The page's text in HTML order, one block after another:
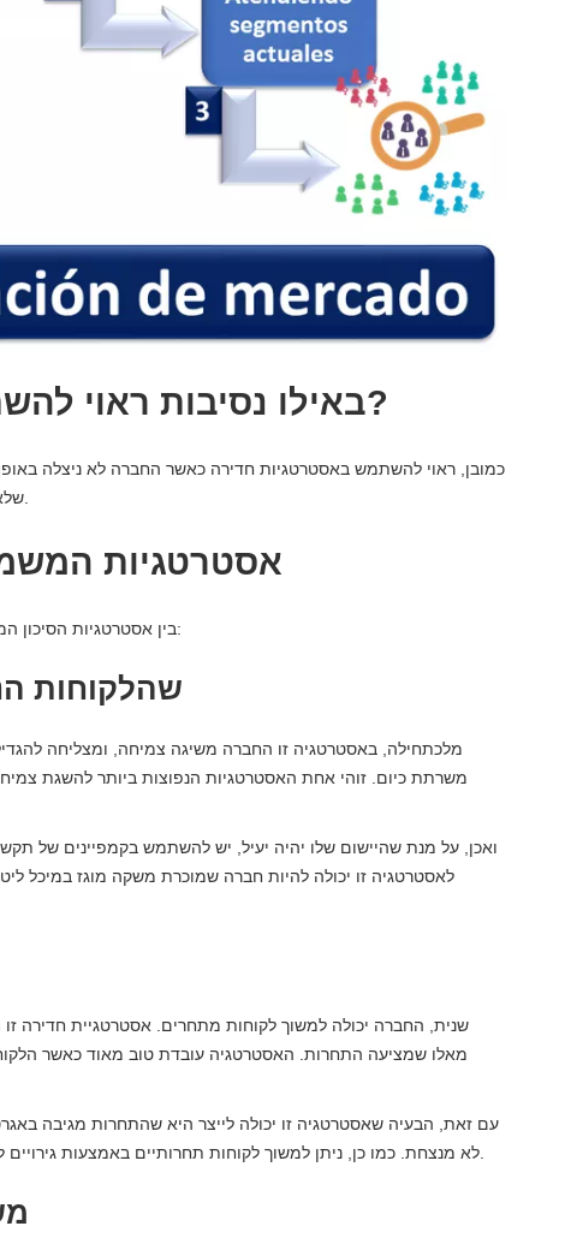
באילו נסיבות ראוי להשתמש באסטרטגיית חדירה?
כמובן, ראוי להשתמש באסטרטגיות חדירה כאשר החברה לא ניצלה
אסטרטגיות
בין אסטרטגיות הסיכון המופחתות העיקריות המשמשות לחדירה לשוק אנו מוצאים:
1. שהלקוחות
מלכתחילה, באסטרטגיה זו החברה משיגה צמיחה, ומצליחה
משרתת כיום. זוהי אחת האסטרטגיות הנפוצות ביותר להשגת
ואכן, על מנת שהיישום שלו יהיה יעיל, יש להשתמש בקמפיינים של
לאסטרטגיה זו יכולה להיות חברה שמוכרת משקה מוגז במיכל
שנית, החברה יכולה למשוך לקוחות מתחרים. אסטרטגיית חדירה
מאלו שמציעה התחרות. האסטרטגיה עובדת טוב מאוד כאשר
עם זאת, הבעיה שאסטרטגיה זו יכולה לייצר היא שהתחרות מגיבה